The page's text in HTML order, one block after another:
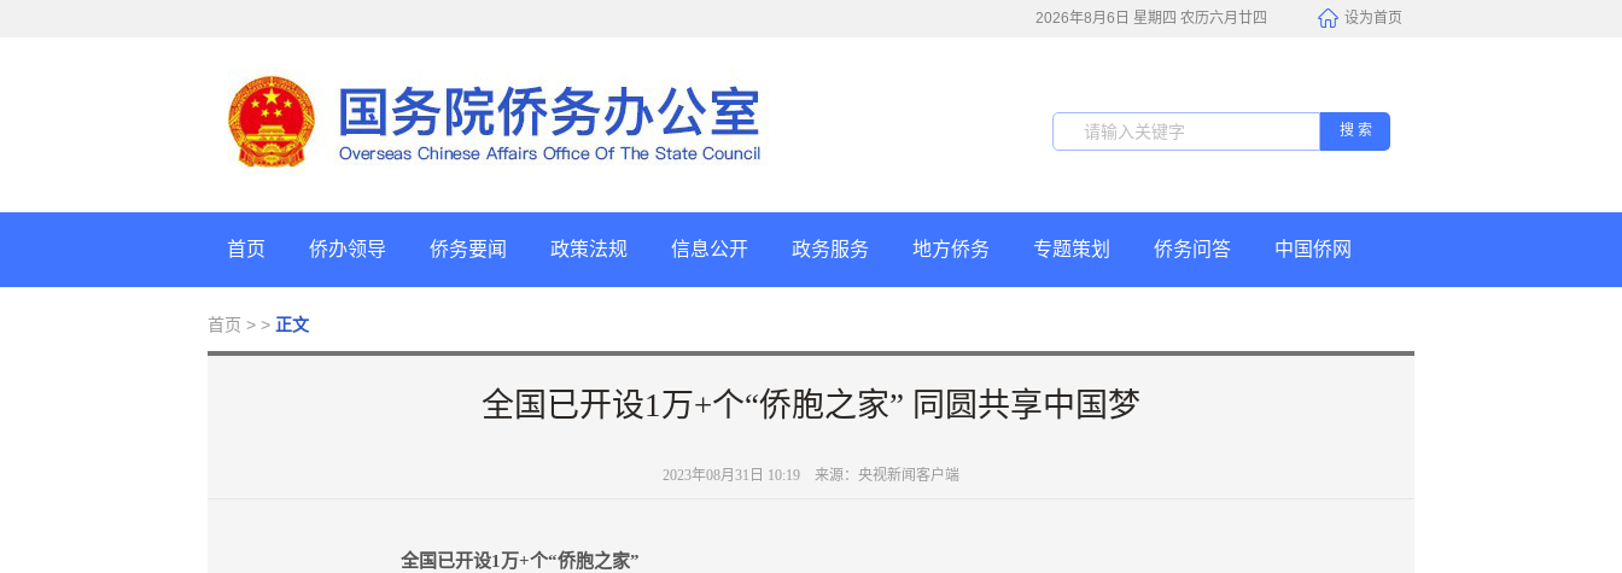
设为首页
2026年8月6日 星期四 农历六月廿四
搜 索
首页 侨办领导 侨务要闻 政策法规 信息公开 政务服务 地方侨务 专题策划 侨务问答 中国侨网
首页 > > 正文
全国已开设1万+个“侨胞之家” 同圆共享中国梦
2023年08月31日 10:19 来源：央视新闻客户端
全国已开设1万+个“侨胞之家”